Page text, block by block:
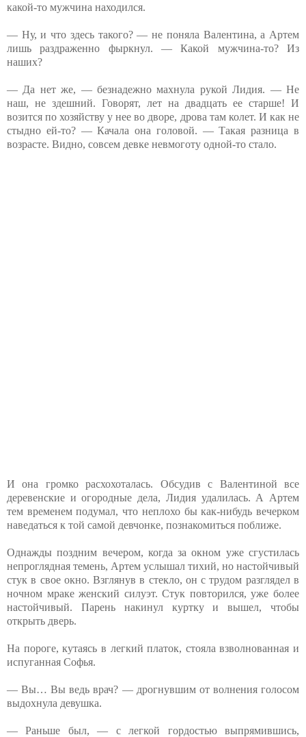
какой-то мужчина находился.
— Ну, и что здесь такого? — не поняла Валентина, а Артем
лишь раздраженно фыркнул. — Какой мужчина-то? Из
наших?
— Да нет же, — безнадежно махнула рукой Лидия. — Не
наш, не здешний. Говорят, лет на двадцать ее старше! И
возится по хозяйству у нее во дворе, дрова там колет. И как не
стыдно ей-то? — Качала она головой. — Такая разница в
возрасте. Видно, совсем девке невмоготу одной-то стало.
И она громко расхохоталась. Обсудив с Валентиной все
деревенские и огородные дела, Лидия удалилась. А Артем
тем временем подумал, что неплохо бы как-нибудь вечерком
наведаться к той самой девчонке, познакомиться поближе.
Однажды поздним вечером, когда за окном уже сгустилась
непроглядная темень, Артем услышал тихий, но настойчивый
стук в свое окно. Взглянув в стекло, он с трудом разглядел в
ночном мраке женский силуэт. Стук повторился, уже более
настойчивый. Парень накинул куртку и вышел, чтобы
открыть дверь.
На пороге, кутаясь в легкий платок, стояла взволнованная и
испуганная Софья.
— Вы… Вы ведь врач? — дрогнувшим от волнения голосом
выдохнула девушка.
— Раньше был, — с легкой гордостью выпрямившись,